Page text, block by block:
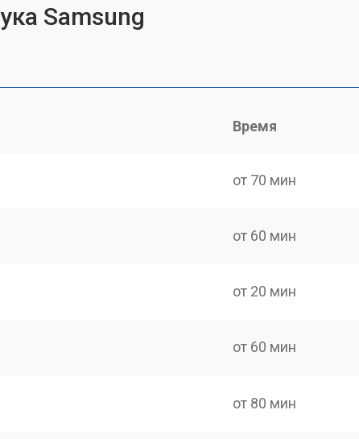
Samsung
Время
от 70 мин
от 60 мин
от 20 мин
от 60 мин
от 80 мин